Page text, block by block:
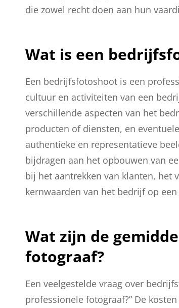
die zowel recht doen aan hun
Wat is een
Een bedrijfsfotoshoot is een
cultuur en activiteiten van een
verschillende aspecten van het
producten of diensten, en
authentieke en representatieve
bijdragen aan het opbouwen van
bij het aantrekken van klanten, het
kernwaarden van het bedrijf op
Wat zijn de
fotograaf?
Een veelgestelde vraag over
professionele fotograaf?” De